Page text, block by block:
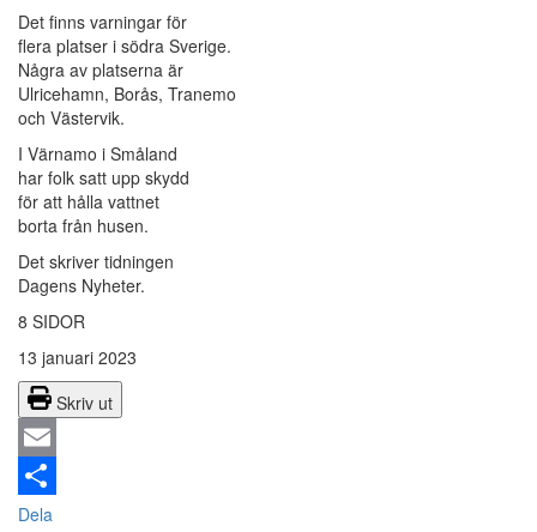
Det finns varningar för
flera platser i södra Sverige.
Några av platserna är
Ulricehamn, Borås, Tranemo
och Västervik.
I Värnamo i Småland
har folk satt upp skydd
för att hålla vattnet
borta från husen.
Det skriver tidningen
Dagens Nyheter.
8 SIDOR
13 januari 2023
Skriv ut
Email
Dela